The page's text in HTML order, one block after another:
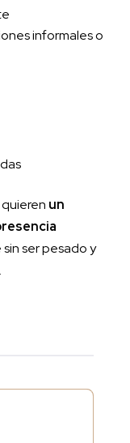
informales o
un
ser pesado y